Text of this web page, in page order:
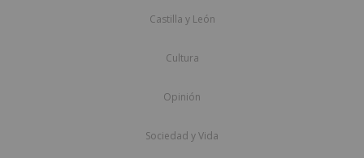
Castilla y León
Cultura
Opinión
Sociedad y Vida